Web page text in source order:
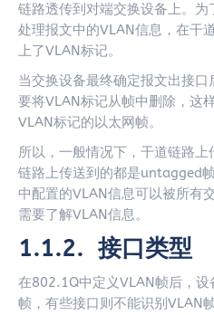
链路透传到对端交换设备上。
处理报文中的VLAN信息，在干
上了VLAN标记。
当交换设备最终确定报文出接
要将VLAN标记从帧中删除，这
VLAN标记的以太网帧。
所以，一般情况下，干道链路
链路上传送到的都是untagged
中配置的VLAN信息可以被所有
需要了解VLAN信息。
1.1.2. 接口类型
在802.1Q中定义VLAN帧后，
帧，有些接口则不能识别VLAN